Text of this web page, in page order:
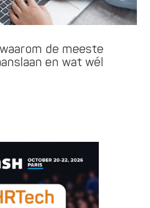
de meeste
en wat wél